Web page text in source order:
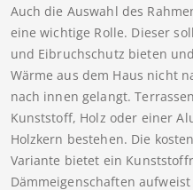
Auch die Auswahl des
eine wichtige Rolle. Dieser
und Eibruchschutz bieten
Wärme aus dem Haus nicht
nach innen gelangt.
Kunststoff, Holz oder einer
Holzkern bestehen. Die
Variante bietet ein
Dämmeigenschaften